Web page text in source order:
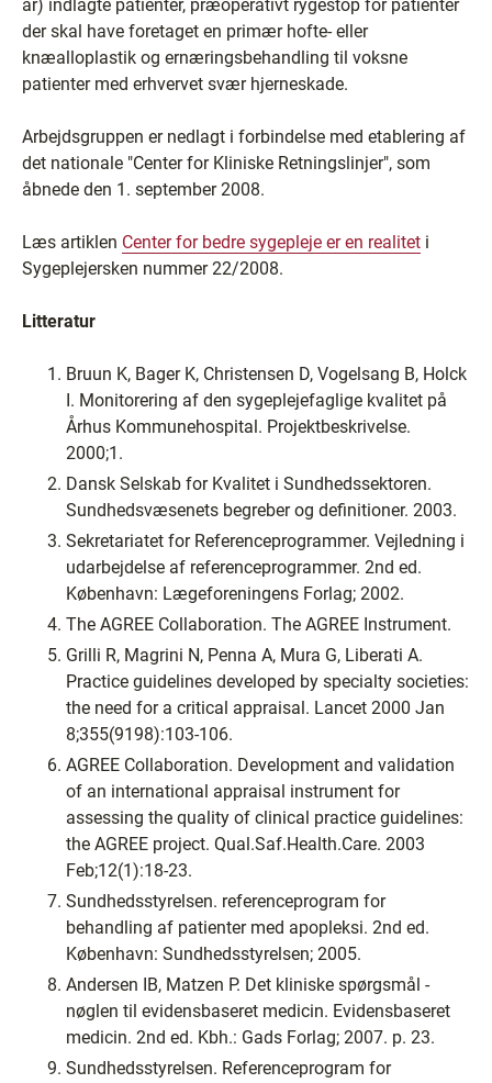
år) indlagte patienter, præoperativt rygestop for patienter
der skal have foretaget en primær hofte- eller
knæalloplastik og ernæringsbehandling til voksne
patienter med erhvervet svær hjerneskade.
Arbejdsgruppen er nedlagt i forbindelse med etablering af
det nationale "Center for Kliniske Retningslinjer", som
åbnede den 1. september 2008.
Læs artiklen Center for bedre sygepleje er en realitet i
Sygeplejersken nummer 22/2008.
Litteratur
Bruun K, Bager K, Christensen D, Vogelsang B, Holck
I. Monitorering af den sygeplejefaglige kvalitet på
Århus Kommunehospital. Projektbeskrivelse.
2000;1.
Dansk Selskab for Kvalitet i Sundhedssektoren.
Sundhedsvæsenets begreber og definitioner. 2003.
Sekretariatet for Referenceprogrammer. Vejledning i
udarbejdelse af referenceprogrammer. 2nd ed.
København: Lægeforeningens Forlag; 2002.
The AGREE Collaboration. The AGREE Instrument.
Grilli R, Magrini N, Penna A, Mura G, Liberati A.
Practice guidelines developed by specialty societies:
the need for a critical appraisal. Lancet 2000 Jan
8;355(9198):103-106.
AGREE Collaboration. Development and validation
of an international appraisal instrument for
assessing the quality of clinical practice guidelines:
the AGREE project. Qual.Saf.Health.Care. 2003
Feb;12(1):18-23.
Sundhedsstyrelsen. referenceprogram for
behandling af patienter med apopleksi. 2nd ed.
København: Sundhedsstyrelsen; 2005.
Andersen IB, Matzen P. Det kliniske spørgsmål -
nøglen til evidensbaseret medicin. Evidensbaseret
medicin. 2nd ed. Kbh.: Gads Forlag; 2007. p. 23.
Sundhedsstyrelsen. Referenceprogram for